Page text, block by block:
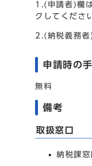
1.(申請者)欄
クしてくださ
2.(納税義務者
申請時の
無料
備考
取扱窓口
納税課窓